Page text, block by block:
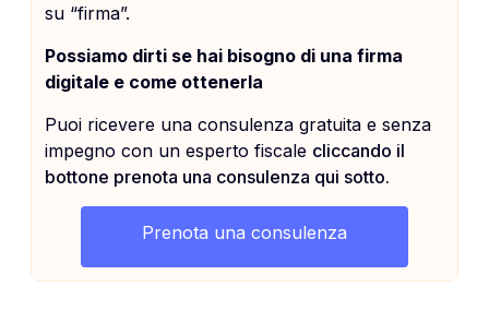
su “firma”.
Possiamo dirti se hai bisogno di una firma
digitale e come ottenerla
Puoi ricevere una consulenza gratuita e senza
impegno con un esperto fiscale cliccando il
bottone prenota una consulenza qui sotto.
Prenota una consulenza